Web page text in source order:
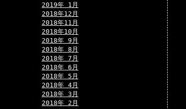
2019年 1月
2018年12月
2018年11月
2018年10月
2018年 9月
2018年 8月
2018年 7月
2018年 6月
2018年 5月
2018年 4月
2018年 3月
2018年 2月